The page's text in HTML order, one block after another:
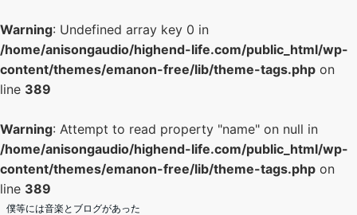
Warning: Undefined array key 0 in
/home/anisongaudio/highend-life.com/public_html/wp-
content/themes/emanon-free/lib/theme-tags.php on
line 389
Warning: Attempt to read property "name" on null in
/home/anisongaudio/highend-life.com/public_html/wp-
content/themes/emanon-free/lib/theme-tags.php on
line 389
僕等には音楽とブログがあった